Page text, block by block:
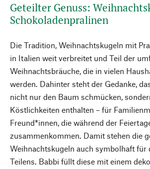
Geteilter Genuss:
Schokoladenpralinen
Die Tradition, Weihnachtskugeln mit
in Italien weit verbreitet und Teil der
Weihnachtsbräuche, die in vielen
werden. Dahinter steht der Gedanke,
nicht nur den Baum schmücken,
Köstlichkeiten enthalten – für
Freund*innen, die während der
zusammenkommen. Damit stehen die
Weihnachtskugeln auch symbolhaft für
Teilens. Babbi füllt diese mit einem